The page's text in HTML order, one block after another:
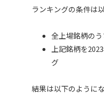
ランキングの条件は
全上場銘柄の
上記銘柄を
グ
結果は以下のように